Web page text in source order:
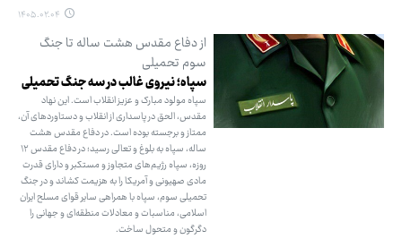
۱۴۰۵.۰۲.۰۴
از دفاع مقدس هشت ساله تا جنگ
سوم تحمیلی
سپاه؛ نیروی غالب در سه جنگ تحمیلی
سپاه مولود مبارک و عزیز انقلاب است. این نهاد
مقدس، الحق در پاسداری از انقلاب و دستاوردهای آن،
ممتاز و برجسته بوده است. در دفاع مقدس هشت
ساله، سپاه به بلوغ و تعالی رسید؛ در دفاع مقدس ۱۲
روزه، سپاه رژیم‌های متجاوز و مستکبر و دارای قدرت
مادی صهیونی و آمریکا را به هزیمت کشاند و در جنگ
تحمیلی سوم، سپاه با همراهی سایر قوای مسلح ایران
اسلامی، مناسبات و معادلات منطقه‌ای و جهانی را
دگرگون و متحول ساخت.